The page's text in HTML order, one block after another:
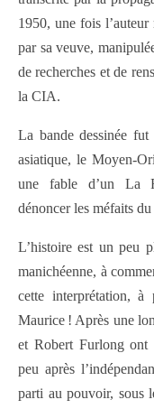
1950, une fois
par sa veuve,
de recherches et de
la CIA.
La bande dessinée
asiatique, le Moyen-
une fable d’un La
dénoncer les méfaits
L’histoire est un peu
manichéenne, à
cette interprétation,
Maurice ! Après une
et Robert Furlong ont
peu après
parti au pouvoir, sous